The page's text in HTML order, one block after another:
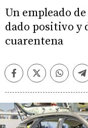
Un empleado
dado positivo y
cuarentena
FacebookTwitter